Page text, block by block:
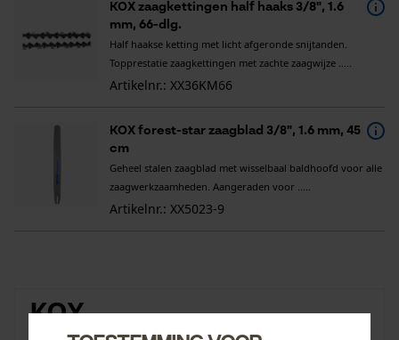
KOX zaagkettingen half haaks 3/8", 1.6
mm, 66-dlg.
Half haakse ketting met licht afgeronde snijtanden.
Topprestatie zaagkettingen met zachte zaagwijze .....
Artikelnr.: XX36KM66
KOX forest-star zaagblad 3/8", 1.6 mm, 45
cm
Geheel stalen zaagblad met wisselbaal baldhoofd voor alle
zaagwerkzaamheden. Aangeraden voor .....
Artikelnr.: XX5023-9
KOX